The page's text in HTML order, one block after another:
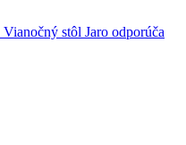
Vianočný stôl Jaro odporúča